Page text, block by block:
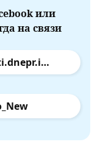
или
на связи
facebook.com/novosti.dnepr.info